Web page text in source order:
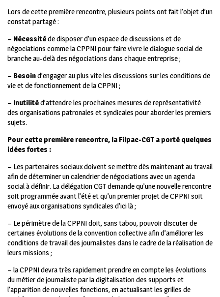
Lors de cette première rencontre, plusieurs points ont fait l’objet d’un
constat partagé :
– Nécessitéde disposer d’un espace de discussions et de
négociations comme la CPPNI pour faire vivre le dialogue social de
branche au-delà des négociations dans chaque entreprise ;
– Besoind’engager au plus vite les discussions sur les conditions de
vie et de fonctionnement de la CPPNI ;
– Inutilitéd’attendre les prochaines mesures de représentativité
des organisations patronales et syndicales pour aborder les premiers
sujets.
Pour cette première rencontre, la Filpac-CGT a porté quelques
idées fortes :
– Les partenaires sociaux doivent se mettre dès maintenant au travail
afin de déterminer un calendrier de négociations avec un agenda
social à définir. La délégation CGT demande qu’une nouvelle rencontre
soit programmée avant l’été et qu’un premier projet de CPPNI soit
envoyé aux organisations syndicales d’ici là ;
– Le périmètre de la CPPNI doit, sans tabou, pouvoir discuter de
certaines évolutions de la convention collective afin d’améliorer les
conditions de travail des journalistes dans le cadre de la réalisation de
leurs missions ;
– la CPPNI devra très rapidement prendre en compte les évolutions
du métier de journaliste par la digitalisation des supports et
l’apparition de nouvelles fonctions, en actualisant les grilles de